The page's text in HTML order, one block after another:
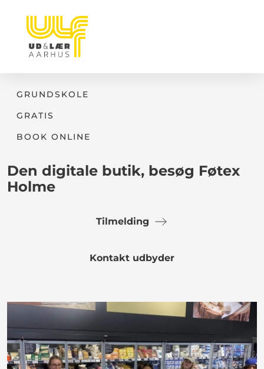
GRUNDSKOLE
GRATIS
BOOK ONLINE
Den digitale butik, besøg Føtex
Holme
Tilmelding
Kontakt udbyder